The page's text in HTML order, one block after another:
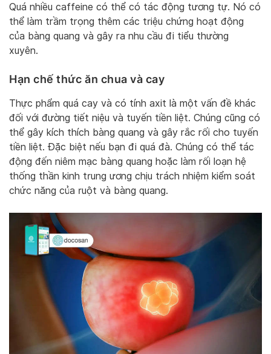
Quá nhiều caffeine có thể có tác động tương tự. Nó có
thể làm trầm trọng thêm các triệu chứng hoạt động
của bàng quang và gây ra nhu cầu đi tiểu thường
xuyên.
Hạn chế thức ăn chua và cay
Thực phẩm quá cay và có tính axit là một vấn đề khác
đối với đường tiết niệu và tuyến tiền liệt. Chúng cũng có
thể gây kích thích bàng quang và gây rắc rối cho tuyến
tiền liệt. Đặc biệt nếu bạn đi quá đà. Chúng có thể tác
động đến niêm mạc bàng quang hoặc làm rối loạn hệ
thống thần kinh trung ương chịu trách nhiệm kiểm soát
chức năng của ruột và bàng quang.